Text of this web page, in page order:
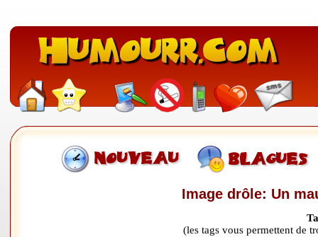
Image drôle: Un
(les tags vous permettent de